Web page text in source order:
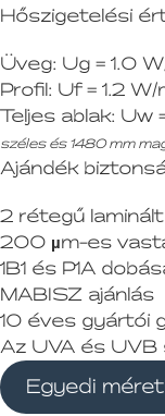
Hőszigetelési
Üveg: Ug = 1.0
Profil: Uf = 1.2 W/
Teljes ablak: Uw
széles és 1480 mm
Ajándék
2 rétegű laminált
200 µm-es
1B1 és P1A
MABISZ ajánlás
10 éves gyártói
Az UVA és
Egyedi